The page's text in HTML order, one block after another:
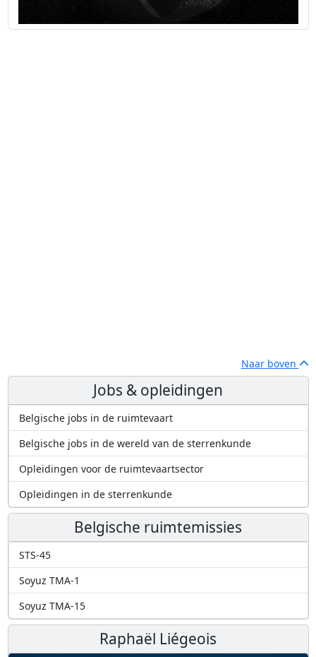
Naar boven
Jobs & opleidingen
Belgische jobs in de ruimtevaart
Belgische jobs in de wereld van de sterrenkunde
Opleidingen voor de ruimtevaartsector
Opleidingen in de sterrenkunde
Belgische ruimtemissies
STS-45
Soyuz TMA-1
Soyuz TMA-15
Raphaël Liégeois